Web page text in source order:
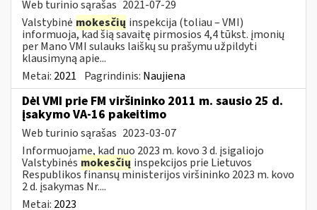
Web turinio sąrašas 2021-07-29
Valstybinė mokesčių inspekcija (toliau – VMI)
informuoja, kad šią savaitę pirmosios 4,4 tūkst. įmonių
per Mano VMI sulauks laiškų su prašymu užpildyti
klausimyną apie...
Metai: 2021 Pagrindinis: Naujiena
Dėl VMI prie FM viršininko 2011 m. sausio 25 d.
įsakymo VA-16 pakeitimo
Web turinio sąrašas 2023-03-07
Informuojame, kad nuo 2023 m. kovo 3 d. įsigaliojo
Valstybinės mokesčių inspekcijos prie Lietuvos
Respublikos finansų ministerijos viršininko 2023 m. kovo
2 d. įsakymas Nr....
Metai: 2023